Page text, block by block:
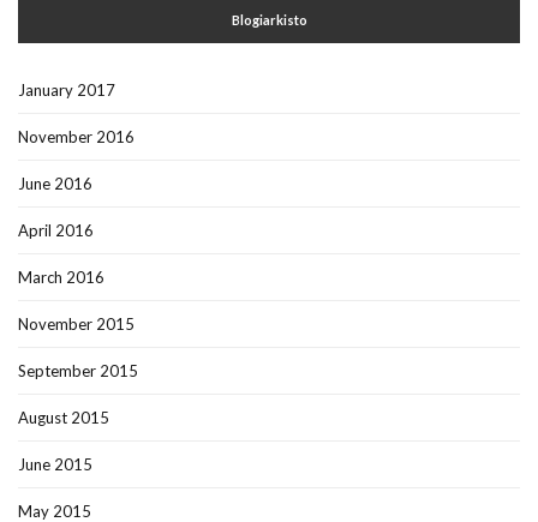
Blogiarkisto
January 2017
November 2016
June 2016
April 2016
March 2016
November 2015
September 2015
August 2015
June 2015
May 2015